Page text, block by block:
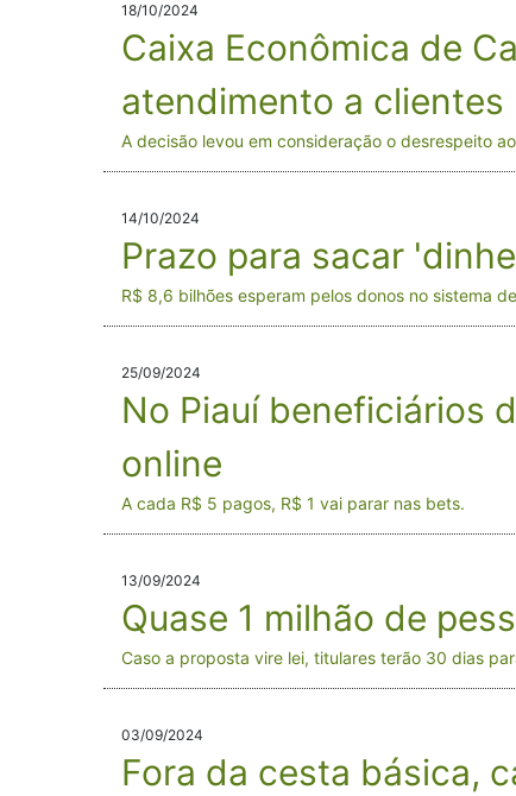
18/10/2024
Caixa Econômica de
atendimento a clientes
A decisão levou em consideração o desrespeito
14/10/2024
Prazo para sacar
R$ 8,6 bilhões esperam pelos donos no sistema
25/09/2024
No Piauí beneficiários
online
A cada R$ 5 pagos, R$ 1 vai parar nas bets.
13/09/2024
Quase 1 milhão de
Caso a proposta vire lei, titulares terão 30 dias
03/09/2024
Fora da cesta básica,